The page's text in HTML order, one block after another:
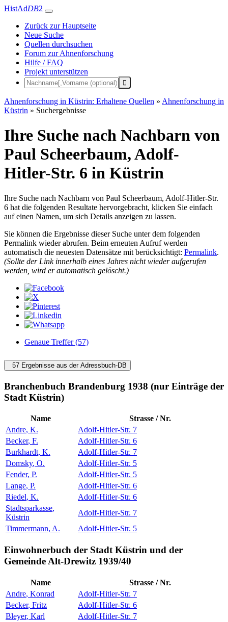
HistAdDB2
Zurück zur Hauptseite
Neue Suche
Quellen durchsuchen
Forum zur Ahnenforschung
Hilfe / FAQ
Projekt unterstützen
Ahnenforschung in Küstrin: Erhaltene Quellen » Ahnenforschung in
Küstrin » Suchergebnisse
Ihre Suche nach Nachbarn von
Paul Scheerbaum, Adolf-
Hitler-Str. 6 in Küstrin
Ihre Suche nach Nachbarn von Paul Scheerbaum, Adolf-Hitler-Str.
6 hat die folgenden Resultate hervorgebracht, klicken Sie einfach
auf einen Namen, um sich Details anzeigen zu lassen.
Sie können die Ergebnisse dieser Suche unter dem folgenden
Permalink wieder abrufen. Beim erneuten Aufruf werden
automatisch die neuesten Datensätze mit berücksichtigt: Permalink.
(Sollte der Link innerhalb eines Jahres nicht wieder aufgerufen
werden, wird er automatisch gelöscht.)
Genaue Treffer (57)
57 Ergebnisse aus der Adressbuch-DB
Branchenbuch Brandenburg 1938 (nur Einträge der
Stadt Küstrin)
Name
Strasse / Nr.
Andre, K.
Adolf-Hitler-Str. 7
Becker, F.
Adolf-Hitler-Str. 6
Burkhardt, K.
Adolf-Hitler-Str. 7
Domsky, O.
Adolf-Hitler-Str. 5
Fender, P.
Adolf-Hitler-Str. 5
Lange, P.
Adolf-Hitler-Str. 6
Riedel, K.
Adolf-Hitler-Str. 6
Stadtsparkasse,
Küstrin
Adolf-Hitler-Str. 7
Timmermann, A. Adolf-Hitler-Str. 5
Einwohnerbuch der Stadt Küstrin und der
Gemeinde Alt-Drewitz 1939/40
Name
Strasse / Nr.
Andre, Konrad
Adolf-Hitler-Str. 7
Becker, Fritz
Adolf-Hitler-Str. 6
Bleyer, Karl
Adolf-Hitler-Str. 7